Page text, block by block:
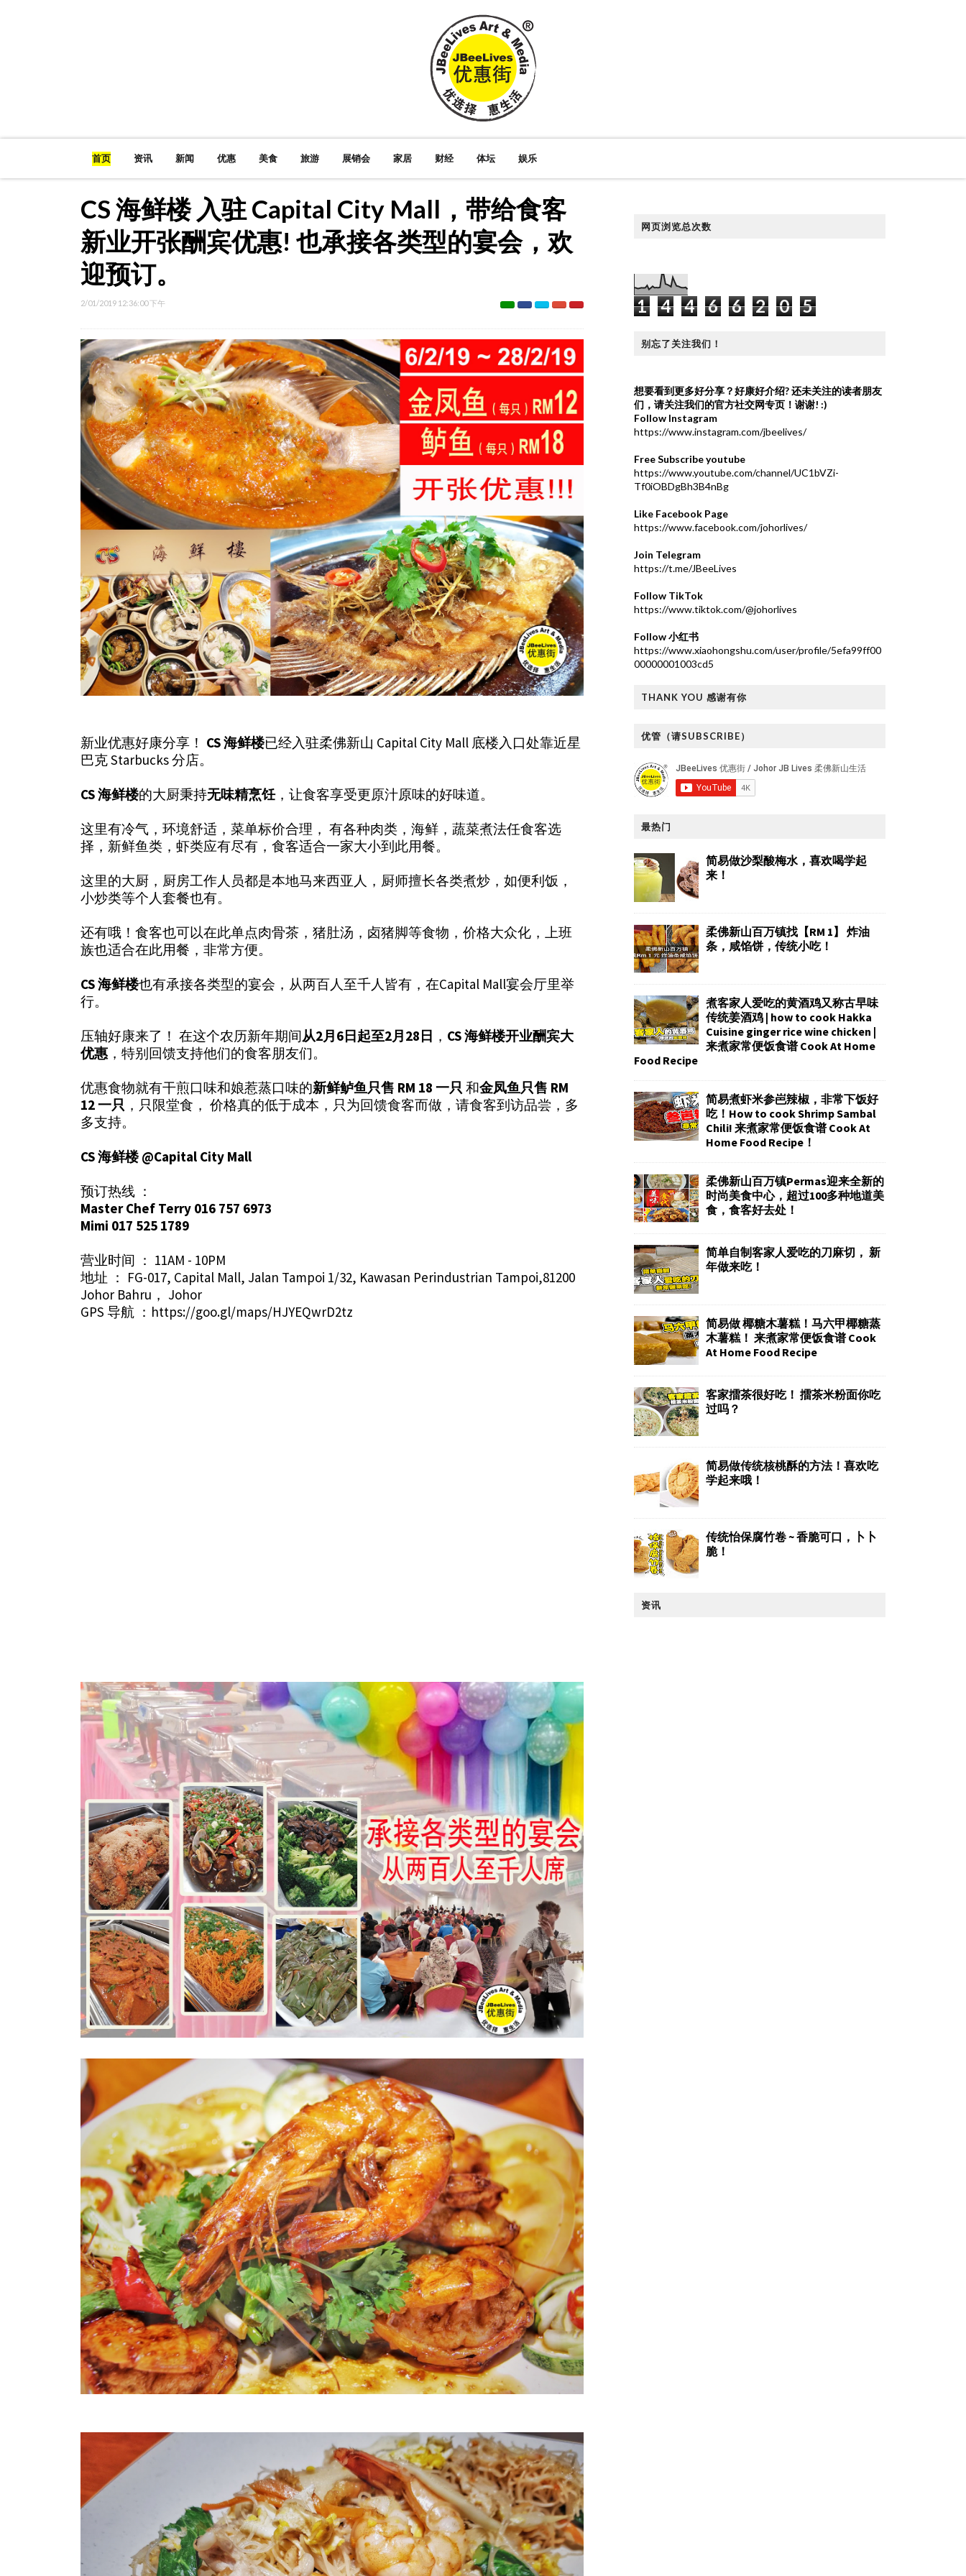
首页 资讯 新闻 优惠 美食 旅游 展销会 家居 财经 体坛 娱乐
CS 海鲜楼 入驻 Capital City Mall，带给食客
新业开张酬宾优惠! 也承接各类型的宴会，欢
迎预订。
2/01/2019 12:36:00 下午
新业优惠好康分享！ CS 海鲜楼已经入驻柔佛新山 Capital City Mall 底楼入口处靠近星
巴克 Starbucks 分店。
CS 海鲜楼的大厨秉持无味精烹饪，让食客享受更原汁原味的好味道。
这里有冷气，环境舒适，菜单标价合理， 有各种肉类，海鲜，蔬菜煮法任食客选
择，新鲜鱼类，虾类应有尽有，食客适合一家大小到此用餐。
这里的大厨，厨房工作人员都是本地马来西亚人，厨师擅长各类煮炒，如便利饭，
小炒类等个人套餐也有。
还有哦！食客也可以在此单点肉骨茶，猪肚汤，卤猪脚等食物，价格大众化，上班
族也适合在此用餐，非常方便。
CS 海鲜楼也有承接各类型的宴会，从两百人至千人皆有，在Capital Mall宴会厅里举
行。
压轴好康来了！ 在这个农历新年期间从2月6日起至2月28日 ， CS 海鲜楼开业酬宾大
优惠 ，特别回馈支持他们的食客朋友们。
优惠食物就有干煎口味和娘惹蒸口味的新鲜鲈鱼只售 RM 18 一只 和金凤鱼只售 RM
12 一只 ，只限堂食， 价格真的低于成本，只为回馈食客而做，请食客到访品尝，多
多支持。
CS 海鲜楼 @Capital City Mall
预订热线 ：
Master Chef Terry 016 757 6973
Mimi 017 525 1789
营业时间 ： 11AM - 10PM
地址 ： FG-017, Capital Mall, Jalan Tampoi 1/32, Kawasan Perindustrian Tampoi,81200
Johor Bahru， Johor
GPS 导航 ： https://goo.gl/maps/HJYEQwrD2tz
网页浏览总次数
1 4 4 6 6 2 0 5
别忘了关注我们！
想要看到更多好分享？好康好介绍?还未关注的读者朋友
们，请关注我们的官方社交网专页！谢谢! :)
Follow Instagram
https://www.instagram.com/jbeelives/
Free Subscribe youtube
https://www.youtube.com/channel/UC1bVZi-
Tf0iOBDgBh3B4nBg
Like Facebook Page
https://www.facebook.com/johorlives/
Join Telegram
https://t.me/JBeeLives
Follow TikTok
https://www.tiktok.com/@johorlives
Follow 小红书
https://www.xiaohongshu.com/user/profile/5efa99ff00
00000001003cd5
THANK YOU 感谢有你
优管（请SUBSCRIBE）
最热门
简易做沙梨酸梅水，喜欢喝学起
来！
柔佛新山百万镇找【RM 1】 炸油
条，咸馅饼，传统小吃！
煮客家人爱吃的黄酒鸡又称古早味
传统姜酒鸡 | how to cook Hakka
Cuisine ginger rice wine chicken |
来煮家常便饭食谱 Cook At Home
Food Recipe
简易煮虾米参岜辣椒，非常下饭好
吃！How to cook Shrimp Sambal
Chili! 来煮家常便饭食谱 Cook At
Home Food Recipe！
柔佛新山百万镇Permas迎来全新的
时尚美食中心，超过100多种地道美
食，食客好去处！
简单自制客家人爱吃的刀麻切， 新
年做来吃！
简易做 椰糖木薯糕！马六甲椰糖蒸
木薯糕！ 来煮家常便饭食谱 Cook
At Home Food Recipe
客家擂茶很好吃！ 擂茶米粉面你吃
过吗？
简易做传统核桃酥的方法！喜欢吃
学起来哦！
传统怡保腐竹卷 ~ 香脆可口，卜卜
脆！
资讯